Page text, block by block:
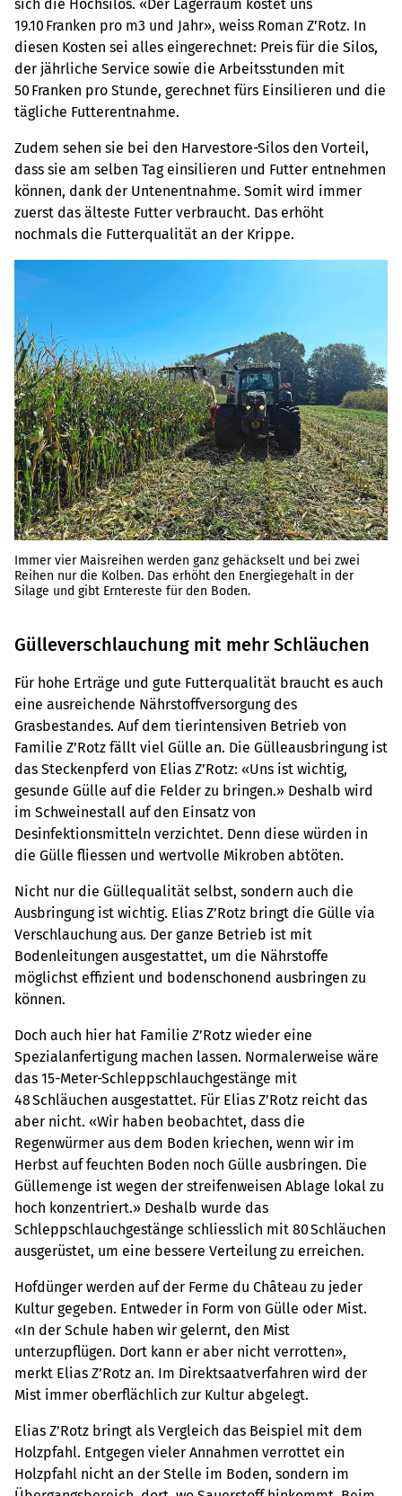
sich die Hochsilos. «Der Lagerraum kostet uns
19.10 Franken pro m3 und Jahr», weiss Roman Z’Rotz. In
diesen Kosten sei alles eingerechnet: Preis für die Silos,
der jährliche Service sowie die Arbeitsstunden mit
50 Franken pro Stunde, gerechnet fürs Einsilieren und die
tägliche Futterentnahme.
Zudem sehen sie bei den Harvestore-Silos den Vorteil,
dass sie am selben Tag einsilieren und Futter entnehmen
können, dank der Untenentnahme. Somit wird immer
zuerst das älteste Futter verbraucht. Das erhöht
nochmals die Futterqualität an der Krippe.
Immer vier Maisreihen werden ganz gehäckselt und bei zwei
Reihen nur die Kolben. Das erhöht den Energiegehalt in der
Silage und gibt Erntereste für den Boden.
Gülleverschlauchung mit mehr Schläuchen
Für hohe Erträge und gute Futterqualität braucht es auch
eine ausreichende Nährstoffversorgung des
Grasbestandes. Auf dem tierintensiven Betrieb von
Familie Z’Rotz fällt viel Gülle an. Die Gülleausbringung ist
das Steckenpferd von Elias Z’Rotz: «Uns ist wichtig,
gesunde Gülle auf die Felder zu bringen.» Deshalb wird
im Schweinestall auf den Einsatz von
Desinfektionsmitteln verzichtet. Denn diese würden in
die Gülle fliessen und wertvolle Mikroben abtöten.
Nicht nur die Güllequalität selbst, sondern auch die
Ausbringung ist wichtig. Elias Z’Rotz bringt die Gülle via
Verschlauchung aus. Der ganze Betrieb ist mit
Bodenleitungen ausgestattet, um die Nährstoffe
möglichst effizient und bodenschonend ausbringen zu
können.
Doch auch hier hat Familie Z’Rotz wieder eine
Spezialanfertigung machen lassen. Normalerweise wäre
das 15-Meter-Schleppschlauchgestänge mit
48 Schläuchen ausgestattet. Für Elias Z’Rotz reicht das
aber nicht. «Wir haben beobachtet, dass die
Regenwürmer aus dem Boden kriechen, wenn wir im
Herbst auf feuchten Boden noch Gülle ausbringen. Die
Güllemenge ist wegen der streifenweisen Ablage lokal zu
hoch konzentriert.» Deshalb wurde das
Schleppschlauchgestänge schliesslich mit 80 Schläuchen
ausgerüstet, um eine bessere Verteilung zu erreichen.
Hofdünger werden auf der Ferme du Château zu jeder
Kultur gegeben. Entweder in Form von Gülle oder Mist.
«In der Schule haben wir gelernt, den Mist
unterzupflügen. Dort kann er aber nicht verrotten»,
merkt Elias Z’Rotz an. Im Direktsaatverfahren wird der
Mist immer oberflächlich zur Kultur abgelegt.
Elias Z’Rotz bringt als Vergleich das Beispiel mit dem
Holzpfahl. Entgegen vieler Annahmen verrottet ein
Holzpfahl nicht an der Stelle im Boden, sondern im